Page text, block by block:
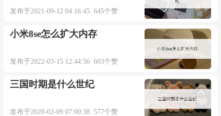
发布于2021-09-12 04:16:45 645个赞
小米8se怎么扩大内存
发布于2022-03-15 12:44:56 603个赞
三国时期是什么世纪
发布于2020-02-09 07:00:38 577个赞